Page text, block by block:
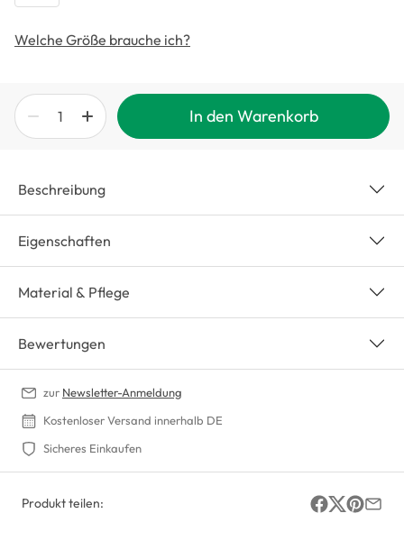
Welche Größe brauche ich?
In den Warenkorb
Beschreibung
Eigenschaften
Material & Pflege
Bewertungen
zur Newsletter-Anmeldung
Kostenloser Versand innerhalb DE
Sicheres Einkaufen
Produkt teilen: